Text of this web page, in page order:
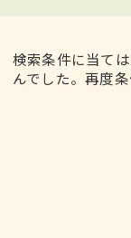
検索条件に当て
んでした。再度